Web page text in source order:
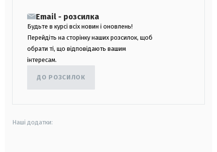
Email - розсилка
Будьте в курсі всіх новин і оновлень!
Перейдіть на сторінку наших розсилок, щоб
обрати ті, що відповідають вашим
інтересам.
ДО РОЗСИЛОК
Наші додатки: